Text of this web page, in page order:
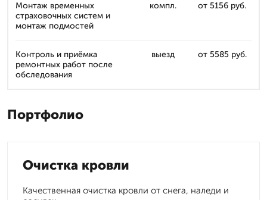
Монтаж временных
страховочных систем и
монтаж подмостей
компл. от 5156 руб.
Контроль и приёмка
ремонтных работ после
обследования
выезд от 5585 руб.
Портфолио
Очистка кровли
Качественная очистка кровли от снега, наледи и